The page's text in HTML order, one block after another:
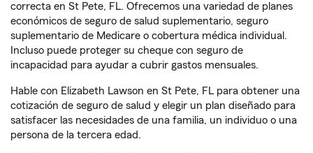
correcta en St Pete, FL. Ofrecemos una variedad de planes
económicos de seguro de salud suplementario, seguro
suplementario de Medicare o cobertura médica individual.
Incluso puede proteger su cheque con seguro de
incapacidad para ayudar a cubrir gastos mensuales.
Hable con Elizabeth Lawson en St Pete, FL para obtener una
cotización de seguro de salud y elegir un plan diseñado para
satisfacer las necesidades de una familia, un individuo o una
persona de la tercera edad.